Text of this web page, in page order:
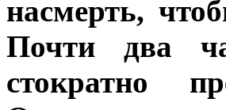
насмерть,
Почти два
стократно